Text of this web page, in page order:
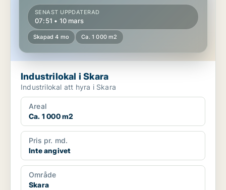
SENAST UPPDATERAD
07:51 • 10 mars
Skapad 4 mo Ca. 1 000 m2
Industrilokal i Skara
Industrilokal att hyra i Skara
Areal
Ca. 1 000 m2
Pris pr. md.
Inte angivet
Område
Skara